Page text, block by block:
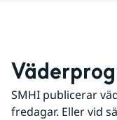
SMHI publicerar
fredagar. Eller vid